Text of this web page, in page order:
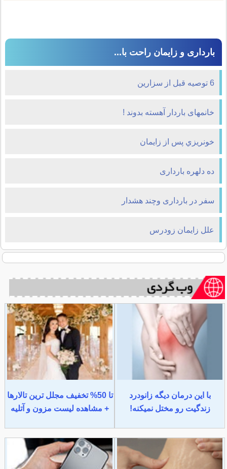
بارداری و زایمان راحت با...
6 توصیه قبل از سزارین
خانمهای باردار آهسته بدوند !
خونريزي پس از زايمان
ده دلهره بارداری
سفر در بارداری وچند هشدار
علل زایمان زودرس
با این درمان دیگه زانودرد
زندگیت رو مختل نمیکنه!
تا 50% تخفیف مجلل ترین تالارها
+ مشاهده لیست مزون و آتلیه